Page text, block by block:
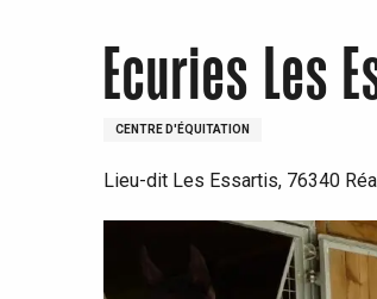
Incontournables
Bien de chez nous !
Ecuries Les
CENTRE D'ÉQUITATION
Lieu-dit Les Essartis, 76340